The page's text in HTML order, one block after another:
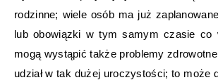
rodzinne; wiele osób ma już
lub obowiązki w tym samym czasie co
mogą wystąpić także problemy
udział w tak dużej uroczystości; to może